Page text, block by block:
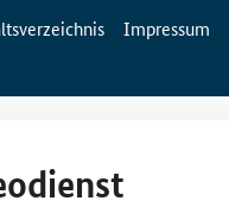
Impressum